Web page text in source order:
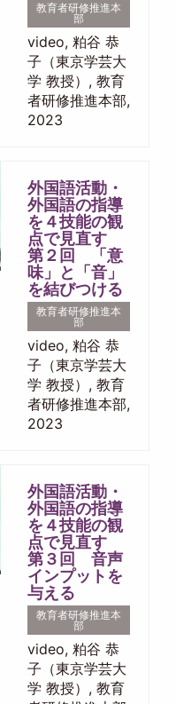
教育者研修推進本
部
video, 粕谷 恭
子（東京学芸大
学 教授）, 教育
者研修推進本部,
2023
外国語活動・
外国語の指導
を４技能の観
点で見直す
第２回 「意
味」と「音」
を結びつける
教育者研修推進本
部
video, 粕谷 恭
子（東京学芸大
学 教授）, 教育
者研修推進本部,
2023
外国語活動・
外国語の指導
を４技能の観
点で見直す
第３回 音声
インプットを
与える
教育者研修推進本
部
video, 粕谷 恭
子（東京学芸大
学 教授）, 教育